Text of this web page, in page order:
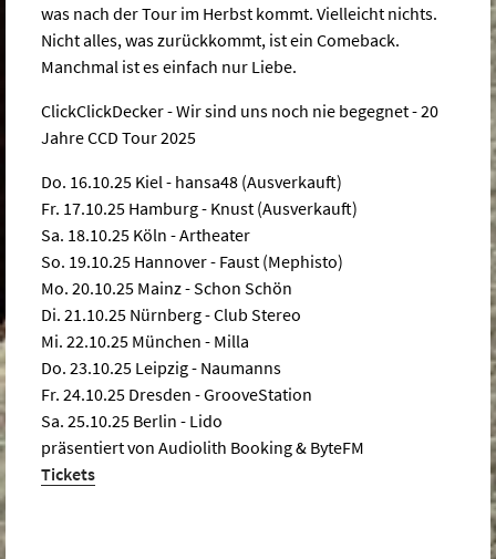
was nach der Tour im Herbst kommt. Vielleicht nichts.
Nicht alles, was zurückkommt, ist ein Comeback.
Manchmal ist es einfach nur Liebe.
ClickClickDecker - Wir sind uns noch nie begegnet - 20
Jahre CCD Tour 2025
Do. 16.10.25 Kiel - hansa48 (Ausverkauft)
Fr. 17.10.25 Hamburg - Knust (Ausverkauft)
Sa. 18.10.25 Köln - Artheater
So. 19.10.25 Hannover - Faust (Mephisto)
Mo. 20.10.25 Mainz - Schon Schön
Di. 21.10.25 Nürnberg - Club Stereo
Mi. 22.10.25 München - Milla
Do. 23.10.25 Leipzig - Naumanns
Fr. 24.10.25 Dresden - GrooveStation
Sa. 25.10.25 Berlin - Lido
präsentiert von Audiolith Booking & ByteFM
Tickets